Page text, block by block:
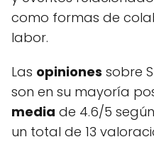
como formas de
labor.
Las opiniones sobre
son en su mayoría
media de 4.6/5
un total de 13